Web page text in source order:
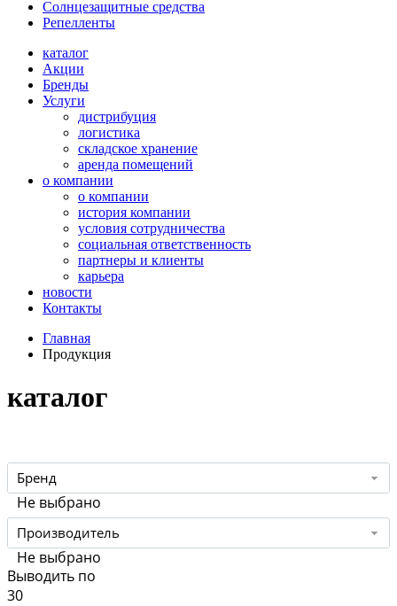
Солнцезащитные средства
Репелленты
каталог
Акции
Бренды
Услуги
дистрибуция
логистика
складское хранение
аренда помещений
о компании
о компании
история компании
условия сотрудничества
социальная ответственность
партнеры и клиенты
карьера
новости
Контакты
Главная
Продукция
каталог
Бренд
Не выбрано
Производитель
Не выбрано
Выводить по
30